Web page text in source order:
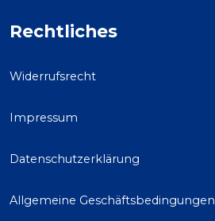
Rechtliches
Widerrufsrecht
Impressum
Datenschutzerklärung
Allgemeine Geschäftsbedingungen